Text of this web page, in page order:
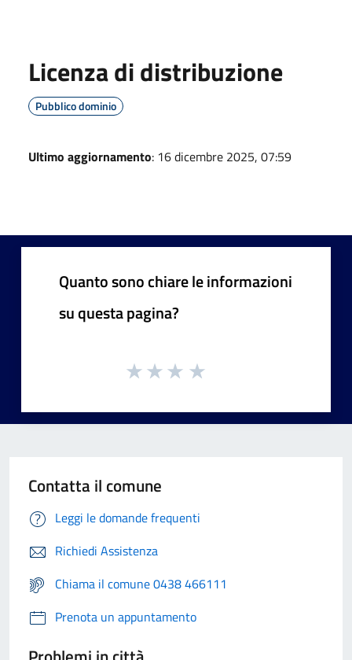
Licenza di distribuzione
Pubblico dominio
Ultimo aggiornamento: 16 dicembre 2025, 07:59
Quanto sono chiare le informazioni
su questa pagina?
Contatta il comune
Leggi le domande frequenti
Richiedi Assistenza
Chiama il comune 0438 466111
Prenota un appuntamento